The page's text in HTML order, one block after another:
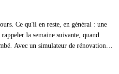
Ce qu'il en reste, en général : une
la semaine suivante, quand
Avec un simulateur de rénovation
et repart avec un rendez-vous posé